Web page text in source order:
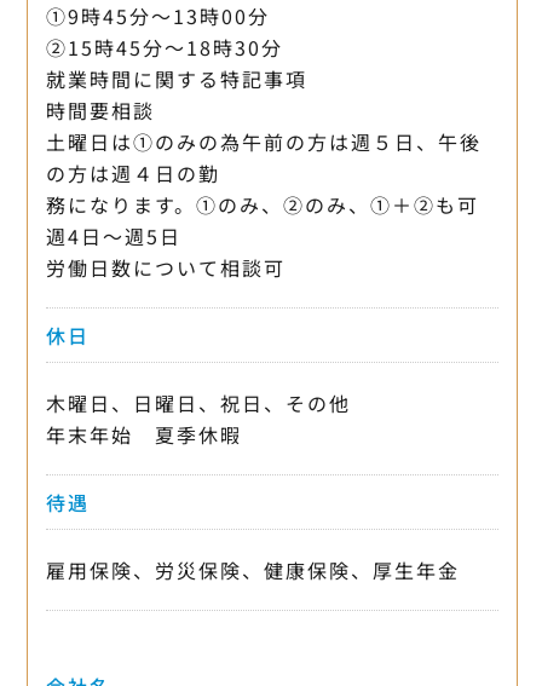
①9時45分〜13時00分
②15時45分〜18時30分
就業時間に関する特記事項
時間要相談
土曜日は①のみの為午前の方は週５日、午後
の方は週４日の勤
務になります。①のみ、②のみ、①＋②も可
週4日〜週5日
労働日数について相談可
休日
木曜日、日曜日、祝日、その他
年末年始 夏季休暇
待遇
雇用保険、労災保険、健康保険、厚生年金